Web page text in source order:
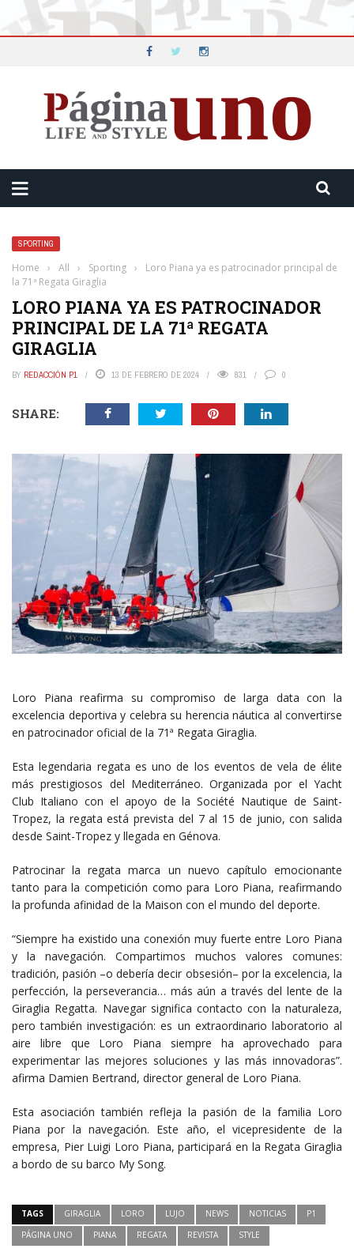
SPORTING
Home › All › Sporting ›
Loro Piana ya es patrocinador principal de
la 71ª Regata Giraglia
LORO PIANA YA ES PATROCINADOR
PRINCIPAL DE LA 71ª REGATA
GIRAGLIA
BY REDACCIÓN P1 13 DE FEBRERO DE 2024 831 0
SHARE:
Loro Piana reafirma su compromiso de larga data con la
excelencia deportiva y celebra su herencia náutica al convertirse
en patrocinador oficial de la 71ª Regata Giraglia.
Esta legendaria regata es uno de los eventos de vela de élite
más prestigiosos del Mediterráneo. Organizada por el Yacht
Club Italiano con el apoyo de la Société Nautique de Saint-
Tropez, la regata está prevista del 7 al 15 de junio, con salida
desde Saint-Tropez y llegada en Génova.
Patrocinar la regata marca un nuevo capítulo emocionante
tanto para la competición como para Loro Piana, reafirmando
la profunda afinidad de la Maison con el mundo del deporte.
“Siempre ha existido una conexión muy fuerte entre Loro Piana
y la navegación. Compartimos muchos valores comunes:
tradición, pasión –o debería decir obsesión– por la excelencia, la
perfección, la perseverancia… más aún a través del lente de la
Giraglia Regatta. Navegar significa contacto con la naturaleza,
pero también investigación: es un extraordinario laboratorio al
aire libre que Loro Piana siempre ha aprovechado para
experimentar las mejores soluciones y las más innovadoras”.
afirma Damien Bertrand, director general de Loro Piana.
Esta asociación también refleja la pasión de la familia Loro
Piana por la navegación. Este año, el vicepresidente de la
empresa, Pier Luigi Loro Piana, participará en la Regata Giraglia
a bordo de su barco My Song.
TAGS GIRAGLIA LORO LUJO NEWS NOTICIAS
P1
PÁGINA UNO
PIANA REGATA REVISTA STYLE